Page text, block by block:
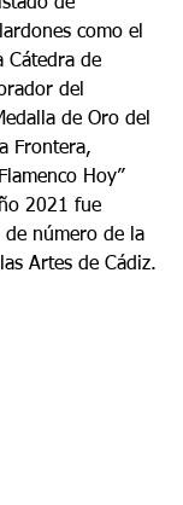
como el
Cátedra de
del
de Oro del
Frontera,
Hoy”
2021 fue
de número de la
Artes de Cádiz.